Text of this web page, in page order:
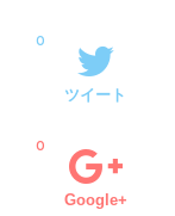
ツイート
0
Google+
0